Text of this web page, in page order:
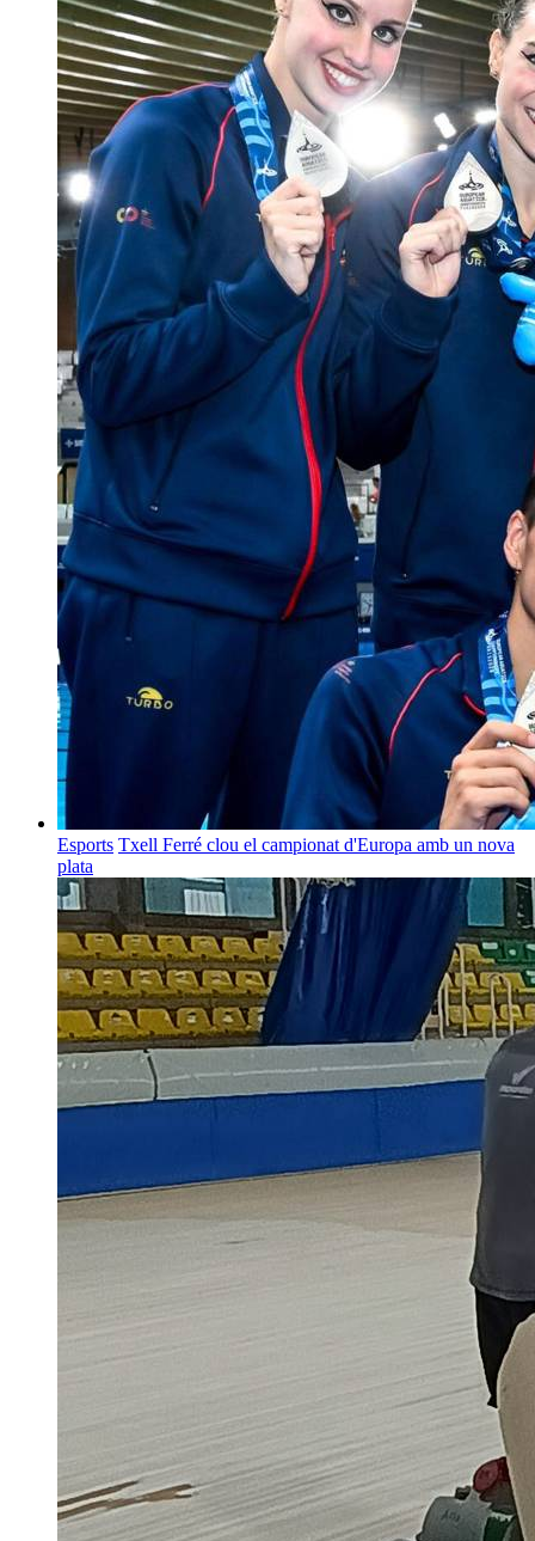
Esports Txell Ferré clou el campionat d'Europa amb un nova
plata